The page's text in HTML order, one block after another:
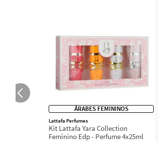
ÁRABES FEMININOS
Lattafa Perfumes
Kit Lattafa Yara Collection
Feminino Edp - Perfume 4x25ml